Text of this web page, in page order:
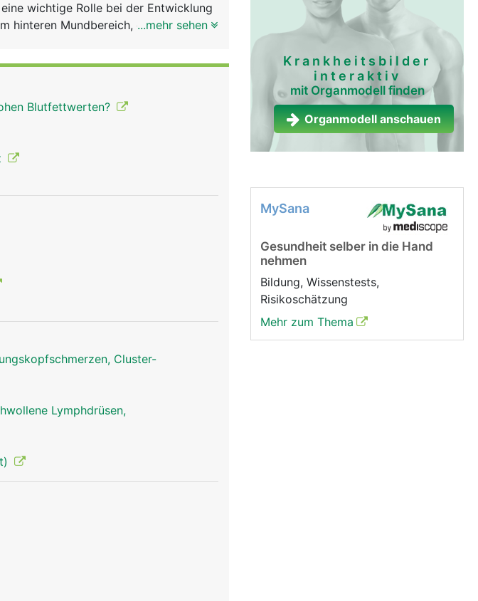
wichtige Rolle bei der Entwicklung
hinteren Mundbereich, eingebettet in
...mehr sehen
Blutfettwerten?
Cluster-
Lymphdrüsen,
Krankheitsbilder
interaktiv
mit Organmodell finden
Organmodell anschauen
MySana
Gesundheit selber in die Hand
nehmen
Bildung, Wissenstests,
Risikoschätzung
Mehr zum Thema